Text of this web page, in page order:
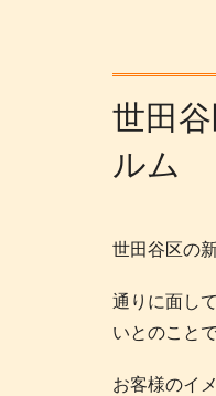
世田
ルム
世田谷区の
通りに面し
いとのこと
お客様のイ